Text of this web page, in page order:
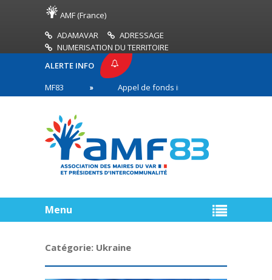
AMF (France)
ADAMAVAR
ADRESSAGE
NUMERISATION DU TERRITOIRE
ALERTE INFO
Appel de fonds incendies de forêt
première ligne
Menu
Catégorie: Ukraine